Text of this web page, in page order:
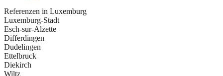
Referenzen in Luxemburg
Luxemburg-Stadt
Esch-sur-Alzette
Differdingen
Dudelingen
Ettelbruck
Diekirch
Wiltz